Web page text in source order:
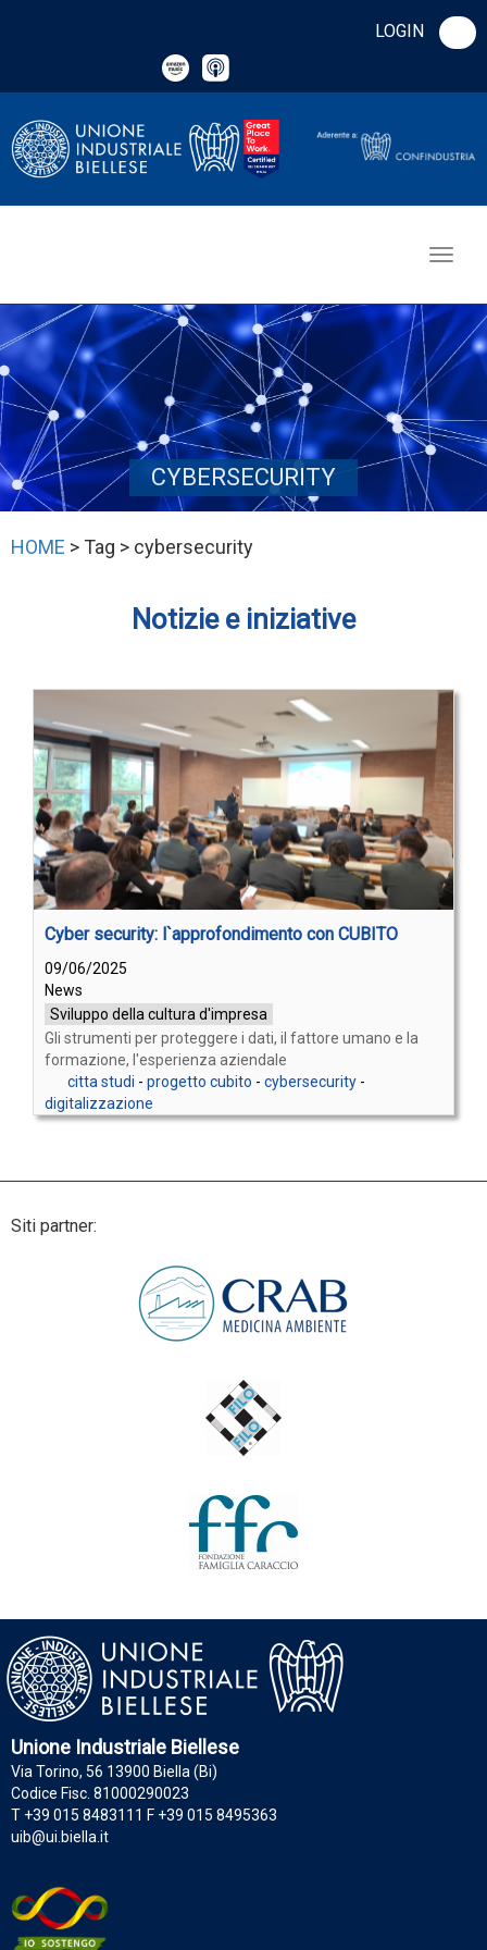
LOGIN
CYBERSECURITY
HOME > Tag > cybersecurity
Notizie e iniziative
Cyber security: l`approfondimento con CUBITO
09/06/2025
News
Sviluppo della cultura d'impresa
Gli strumenti per proteggere i dati, il fattore umano e la
formazione, l'esperienza aziendale
citta studi - progetto cubito - cybersecurity-
digitalizzazione
Siti partner:
Unione Industriale Biellese
Via Torino, 56 13900 Biella (Bi)
Codice Fisc. 81000290023
T +39 015 8483111 F +39 015 8495363
uib@ui.biella.it